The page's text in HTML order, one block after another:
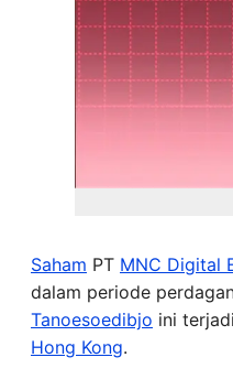
Saham PT MNC Digital
dalam periode
Tanoesoedibjo ini
Hong Kong.